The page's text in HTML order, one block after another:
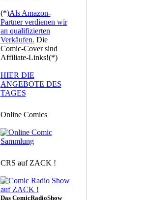
(*)Als Amazon-
Partner verdienen wir
an qualifizierten
Verkäufen. Die
Comic-Cover sind
Affiliate-Links!(*)
HIER DIE
ANGEBOTE DES
TAGES
Online Comics
CRS auf ZACK !
Das ComicRadioShow